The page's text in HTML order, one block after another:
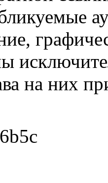
на них